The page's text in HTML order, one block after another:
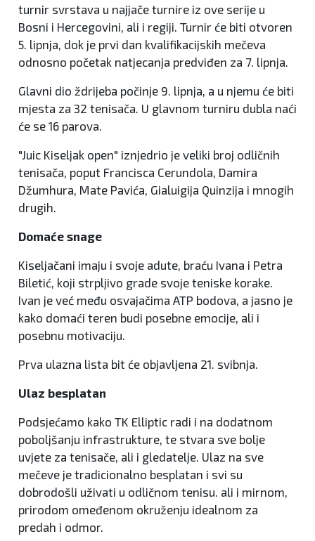
turnir svrstava u najjače turnire iz ove serije u
Bosni i Hercegovini, ali i regiji. Turnir će biti otvoren
5. lipnja, dok je prvi dan kvalifikacijskih mečeva
odnosno početak natjecanja predviđen za 7. lipnja.
Glavni dio ždrijeba počinje 9. lipnja, a u njemu će biti
mjesta za 32 tenisača. U glavnom turniru dubla naći
će se 16 parova.
"Juic Kiseljak open" iznjedrio je veliki broj odličnih
tenisača, poput Francisca Cerundola, Damira
Džumhura, Mate Pavića, Gialuigija Quinzija i mnogih
drugih.
Domaće snage
Kiseljačani imaju i svoje adute, braću Ivana i Petra
Biletić, koji strpljivo grade svoje teniske korake.
Ivan je već među osvajačima ATP bodova, a jasno je
kako domaći teren budi posebne emocije, ali i
posebnu motivaciju.
Prva ulazna lista bit će objavljena 21. svibnja.
Ulaz besplatan
Podsjećamo kako TK Elliptic radi i na dodatnom
poboljšanju infrastrukture, te stvara sve bolje
uvjete za tenisače, ali i gledatelje. Ulaz na sve
mečeve je tradicionalno besplatan i svi su
dobrodošli uživati u odličnom tenisu. ali i mirnom,
prirodom omeđenom okruženju idealnom za
predah i odmor.